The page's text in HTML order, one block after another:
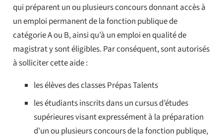
qui préparent un ou plusieurs concours donnant accès à
un emploi permanent de la fonction publique de
catégorie A ou B, ainsi qu’à un emploi en qualité de
magistrat y sont éligibles. Par conséquent, sont autorisés
à solliciter cette aide :
les élèves des classes Prépas Talents
les étudiants inscrits dans un cursus d’études
supérieures visant expressément à la préparation
d’un ou plusieurs concours de la fonction publique,